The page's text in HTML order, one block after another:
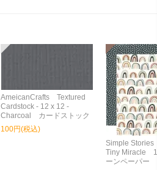
AmeicanCrafts Textured
Cardstock - 12 x 12 -
Charcoal カードストック
100円(税込)
Simple
Tiny Miracle
ーンペーパー